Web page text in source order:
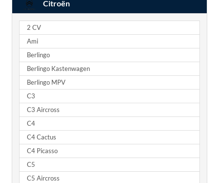
Citroën
2 CV
Ami
Berlingo
Berlingo Kastenwagen
Berlingo MPV
C3
C3 Aircross
C4
C4 Cactus
C4 Picasso
C5
C5 Aircross